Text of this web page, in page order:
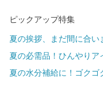
ピックアップ特集
夏の挨拶、まだ間に合い
夏の必需品！ひんやりア
夏の水分補給に！ゴクゴ